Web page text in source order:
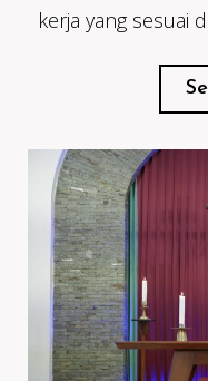
kerja yang sesuai